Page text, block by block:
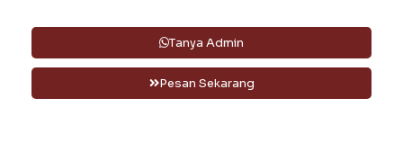
Tanya Admin
Pesan Sekarang